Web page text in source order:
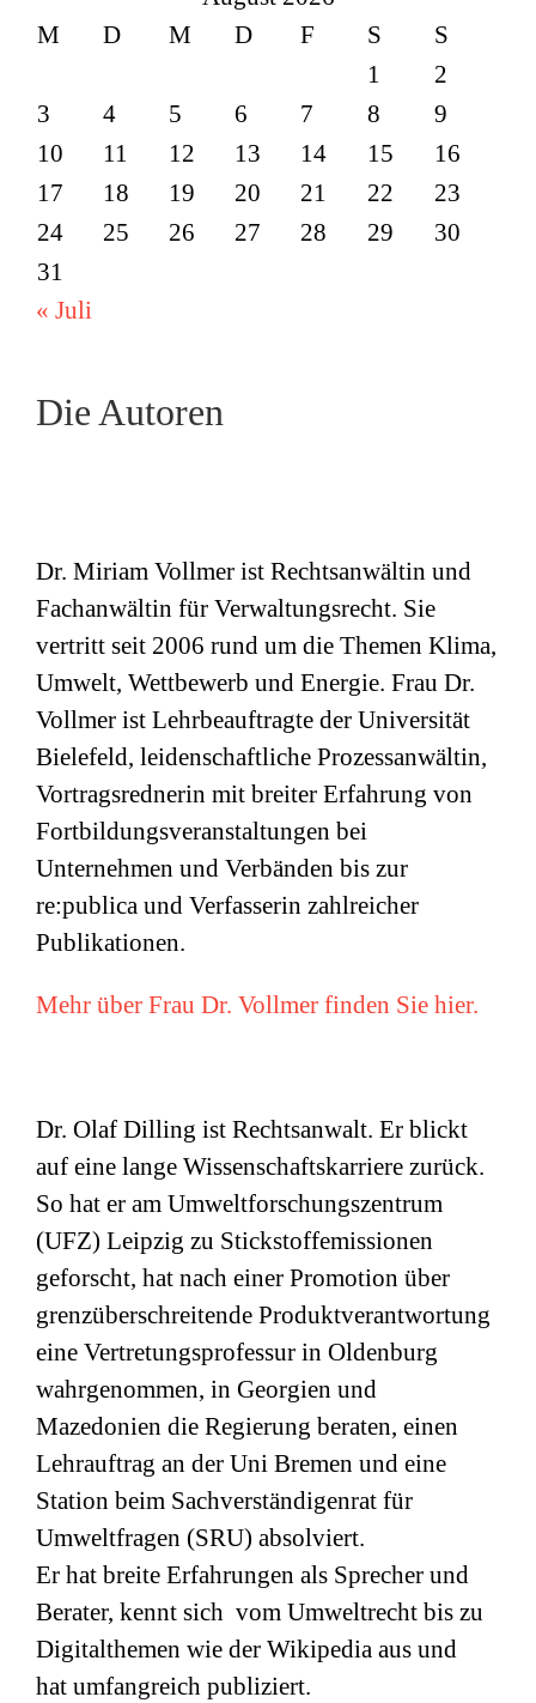
M
D M D F S
S
1
2
3
4 5 6 7 8
9
10
11 12 13 14 15
16
17
18 19 20 21 22
23
24
25 26 27 28 29
30
31
« Juli
Die Autoren
Dr. Miriam Vollmer ist Rechtsanwältin und
Fachanwältin für Verwaltungsrecht. Sie
vertritt seit 2006 rund um die Themen Klima,
Umwelt, Wettbewerb und Energie. Frau Dr.
Vollmer ist Lehrbeauftragte der Universität
Bielefeld, leidenschaftliche Prozessanwältin,
Vortragsrednerin mit breiter Erfahrung von
Fortbildungsveranstaltungen bei
Unternehmen und Verbänden bis zur
re:publica und Verfasserin zahlreicher
Publikationen.
Mehr über Frau Dr. Vollmer finden Sie hier.
Dr. Olaf Dilling ist Rechtsanwalt. Er blickt
auf eine lange Wissenschaftskarriere zurück.
So hat er am Umweltforschungszentrum
(UFZ) Leipzig zu Stickstoffemissionen
geforscht, hat nach einer Promotion über
grenzüberschreitende Produktverantwortung
eine Vertretungsprofessur in Oldenburg
wahrgenommen, in Georgien und
Mazedonien die Regierung beraten, einen
Lehrauftrag an der Uni Bremen und eine
Station beim Sachverständigenrat für
Umweltfragen (SRU) absolviert.
Er hat breite Erfahrungen als Sprecher und
Berater, kennt sich vom Umweltrecht bis zu
Digitalthemen wie der Wikipedia aus und
hat umfangreich publiziert.